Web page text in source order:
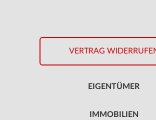
VERTRAG
EIGENTÜMER
IMMOBILIEN